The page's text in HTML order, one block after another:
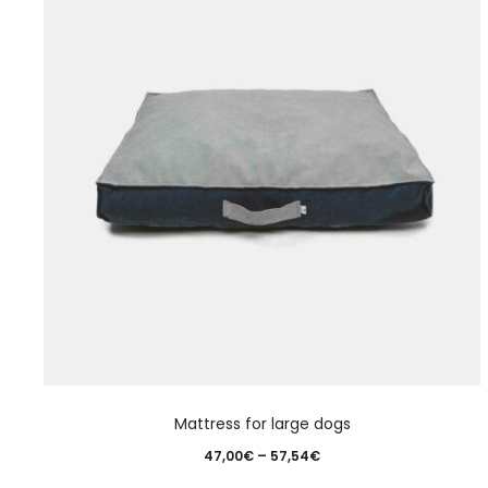
Mattress for large dogs
47,00€ – 57,54€